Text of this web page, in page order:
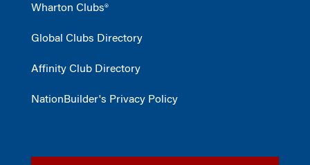
Wharton Clubs®
Global Clubs Directory
Affinity Club Directory
NationBuilder's Privacy Policy